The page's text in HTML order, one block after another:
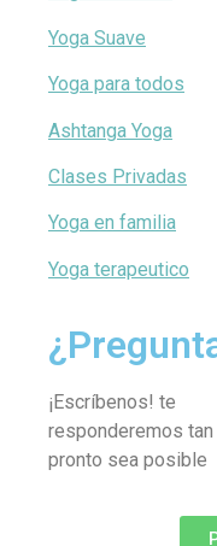
Yoga Suave
Yoga para todos
Ashtanga Yoga
Clases Privadas
Yoga en familia
Yoga terapeutico
¡Escríbenos! te
responderemos tan
pronto sea posible